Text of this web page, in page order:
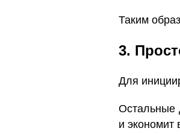
Таким
3.
Для
Остальные
и экономит